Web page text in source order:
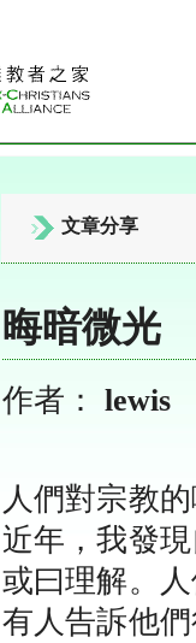
文章分享
晦暗微光
作者： lewis
人們對宗教
近年，我發
或曰理解。
有人告訴他